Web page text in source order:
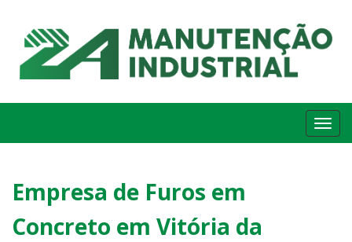
Empresa de Furos em
Concreto em Vitória da